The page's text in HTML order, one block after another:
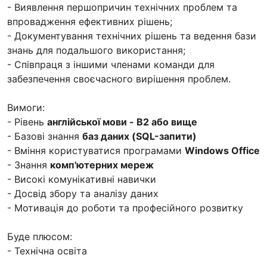
- Виявлення першопричин технічних проблем та
впровадження ефективних рішень;
- Документування технічних рішень та ведення бази
знань для подальшого використання;
- Співпраця з іншими членами команди для
забезпечення своєчасного вирішення проблем.
Вимоги:
- Рівень англійської мови - B2 або вище
- Базові знання баз даних (SQL-запити)
- Вміння користуватися програмами Windows Office
- Знання комп'ютерних мереж
- Високі комунікативні навички
- Досвід збору та аналізу даних
- Мотивація до роботи та професійного розвитку
Буде плюсом:
- Технічна освіта